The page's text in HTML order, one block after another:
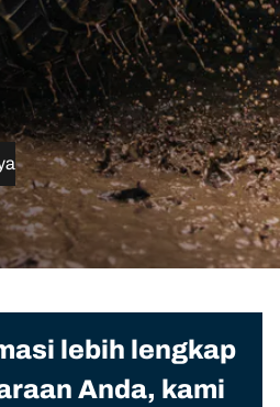
lebih lengkap
Anda, kami